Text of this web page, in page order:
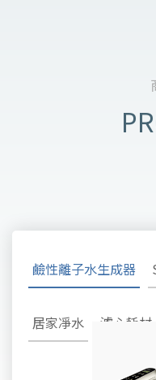
鹼性離子水生成器
居家凈水 濾心耗材